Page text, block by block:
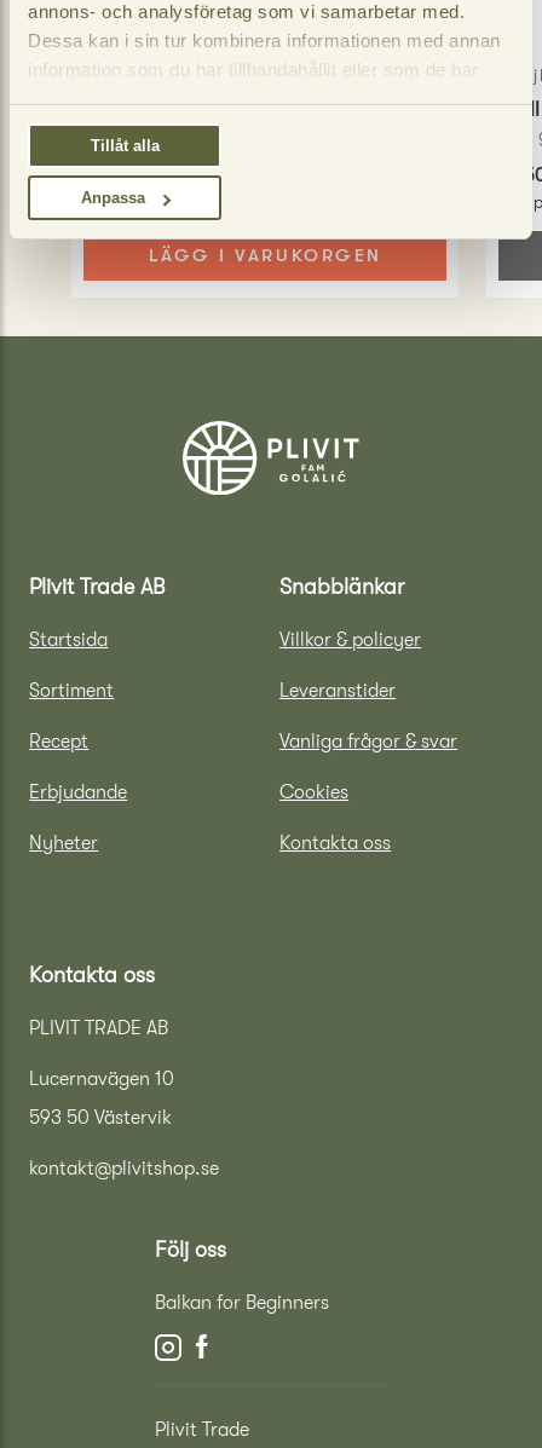
annons- och analysföretag som vi samarbetar med.
Dessa kan i sin tur kombinera informationen med annan
information som du har tillhandahållit eller som de har
Tillåt alla
Anpassa
Brajlovic
Cajna
300 gram
103,95 SEK
Jmf pris: 346,50 / kg
LÄGG I VARUKORGEN
Jmf
Plivit Trade AB
Startsida
Sortiment
Recept
Erbjudande
Nyheter
Snabblänkar
Villkor & policyer
Leveranstider
Vanliga frågor & svar
Cookies
Kontakta oss
Kontakta oss
PLIVIT TRADE AB
Lucernavägen 10
593 50 Västervik
kontakt@plivitshop.se
Följ oss
Balkan for Beginners
Plivit Trade